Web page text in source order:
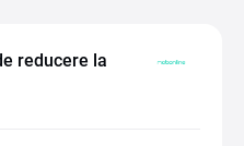
reducere la